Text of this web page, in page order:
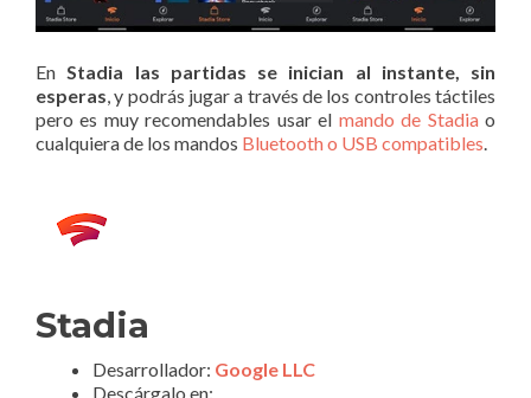
EnStadia las partidas se inician al instante, sin
esperas, y podrás jugar a través de los controles táctiles
pero es muy recomendables usar el mando de Stadiao
cualquiera de los mandos Bluetooth o USB compatibles.
Stadia
Desarrollador: Google LLC
Descárgalo en: